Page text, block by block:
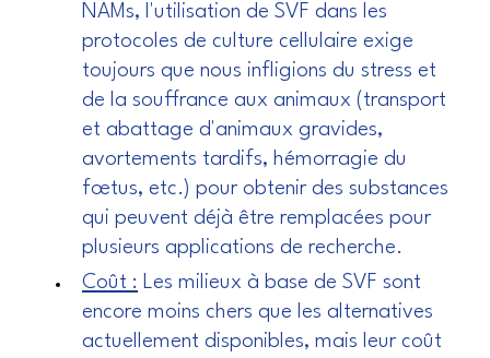
NAMs, l'utilisation de SVF dans les
protocoles de culture cellulaire exige
toujours que nous infligions du stress et
de la souffrance aux animaux (transport
et abattage d'animaux gravides,
avortements tardifs, hémorragie du
fœtus, etc.) pour obtenir des substances
qui peuvent déjà être remplacées pour
plusieurs applications de recherche.
Coût : Les milieux à base de SVF sont
encore moins chers que les alternatives
actuellement disponibles, mais leur coût